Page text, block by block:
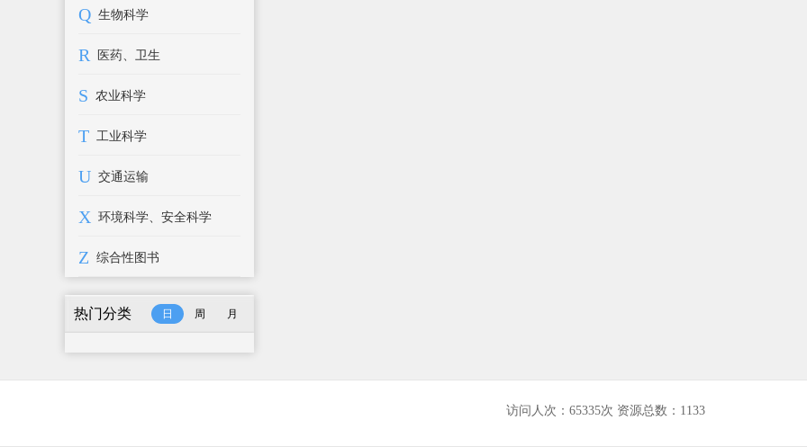
Q 生物科学
R 医药、卫生
S 农业科学
T 工业科学
U 交通运输
X 环境科学、安全科学
Z 综合性图书
热门分类 日 周 月
访问人次：65335次 资源总数： 1133